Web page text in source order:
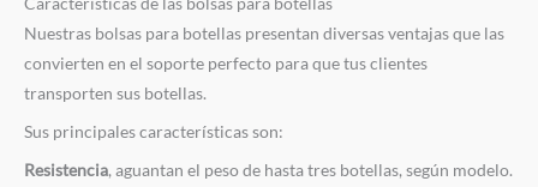
Nuestras bolsas para botellas presentan diversas ventajas que las
convierten en el soporte perfecto para que tus clientes
transporten sus botellas.
Sus principales características son:
Resistencia, aguantan el peso de hasta tres botellas, según modelo.